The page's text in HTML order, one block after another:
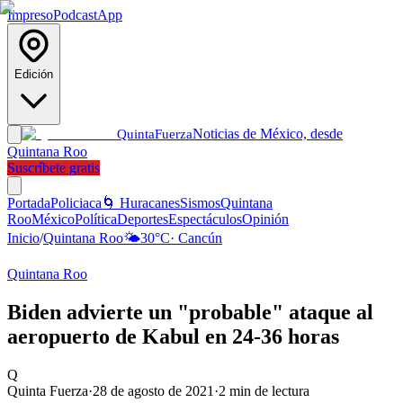
ImpresoPodcastApp
Edición
QuintaFuerzaNoticias de México, desde
Quintana Roo
Suscríbete gratis
PortadaPoliciaca 🌀 HuracanesSismosQuintana
RooMéxicoPolíticaDeportesEspectáculosOpinión
Inicio/Quintana Roo🌤️30°C· Cancún
Quintana Roo
Biden advierte un "probable" ataque al
aeropuerto de Kabul en 24-36 horas
Q
Quinta Fuerza·28 de agosto de 2021 ·2 min de lectura